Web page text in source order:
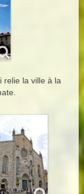
relie la ville à la